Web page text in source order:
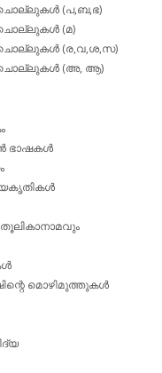
(പ,ബ,ഭ)
(മ)
(ര,വ,ശ,സ)
(അ, ആ)
ഭാഷകള്‍
മൊഴിമുത്തുകള്‍